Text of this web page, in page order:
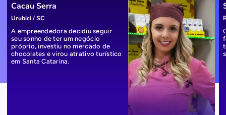
Cacau Serra
Urubici / SC
A empreendedora decidiu seguir
seu sonho de ter um negócio
próprio, investiu no mercado de
chocolates e virou atrativo turístico
em Santa Catarina.